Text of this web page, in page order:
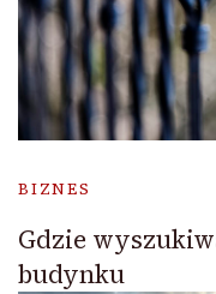
BIZNES
Gdzie
budynku